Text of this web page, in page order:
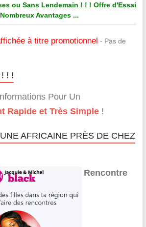
ou Sans Lendemain ! ! ! Offre d'Essai
Avantages ...
à titre promotionnel - Pas de
! !
Pour Un
Rapide et Très Simple!
AFRICAINE PRÈS DE CHEZ
Rencontre